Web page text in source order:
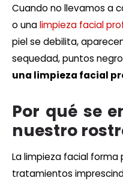
Cuando no llevamos a
o unalimpieza facial
piel se debilita,
sequedad, puntos
una limpieza facial
Por qué se
nuestro
La limpieza facial forma
tratamientos